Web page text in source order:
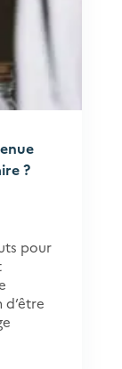
?
pour